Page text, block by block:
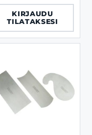
KIRJAUDU
TILATAKSESI